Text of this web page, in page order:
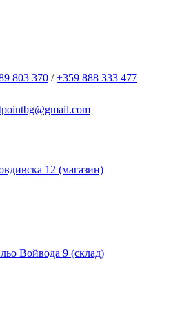
803 370 /+359 888 333 477
12 (магазин)
Войвода 9 (склад)